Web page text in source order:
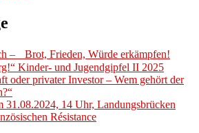
– Brot, Frieden, Würde erkämpfen!
Kinder- und Jugendgipfel II 2025
oder privater Investor – Wem gehört der
31.08.2024, 14 Uhr, Landungsbrücken
Résistance